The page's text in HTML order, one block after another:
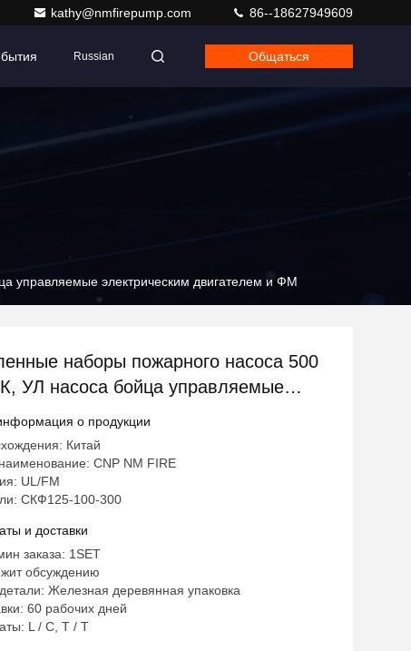
kathy@nmfirepump.com 86--18627949609
Russian Общаться
управляемые электрическим двигателем и ФМ
наборы пожарного насоса 500
УЛ насоса бойца управляемые
двигателем и ФМ
о продукции
Китай
CNP NM FIRE
UL/FM
СКФ125-100-300
и доставки
заказа: 1SET
обсуждению
Железная деревянная упаковка
60 рабочих дней
L / C, T / T